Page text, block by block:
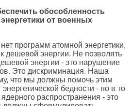
обособленность
от военных
программ атомной энергетики,
к дешевой энергии. Не позволять
энергии - это нарушение
Это дискриминация. Наша
что мы должны помочь этим
бедности - но в то
распространения - это